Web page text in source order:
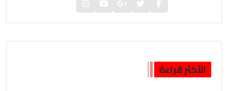
الأكثر قراءة